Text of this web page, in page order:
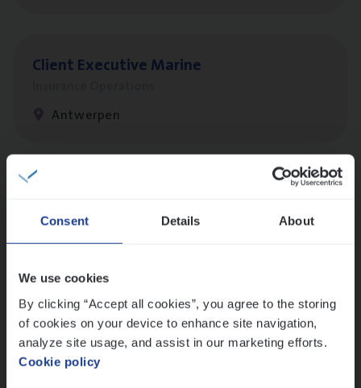
Consent Details About
We use cookies
By clicking “Accept all cookies”, you agree to the storing
of cookies on your device to enhance site navigation,
analyze site usage, and assist in our marketing efforts.
Cookie policy
Client Exe­cu­ti­ve Marine
Antwerpen
Dos­sier­be­heer­der Pro­per­ty verzekeringen
Insurance Operations
Antwerpen en Hasselt
Dos­sier­be­heer­der Onder­ne­min­gen Van­b­
re­da Huys­mans — Mechelen
Insurance Operations